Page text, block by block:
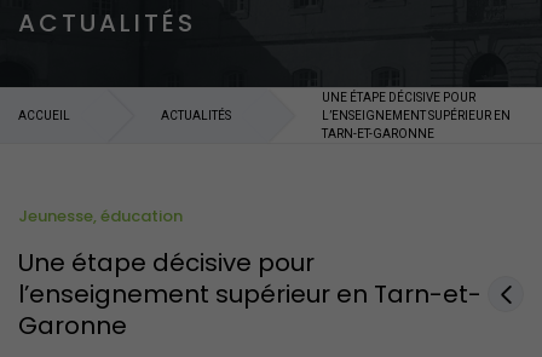
ACTUALITÉS
ACCUEIL ACTUALITÉS
UNE ÉTAPE DÉCISIVE POUR
L’ENSEIGNEMENT SUPÉRIEUR EN
TARN-ET-GARONNE
Jeunesse, éducation
Une étape décisive pour
l’enseignement supérieur en Tarn-et-
Garonne